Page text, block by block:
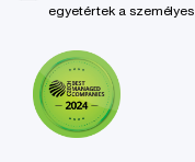
egyetértek a személyes